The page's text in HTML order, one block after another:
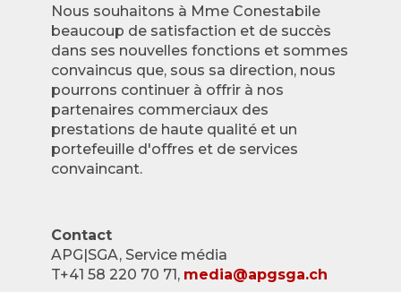
Nous souhaitons à Mme Conestabile
beaucoup de satisfaction et de succès
dans ses nouvelles fonctions et sommes
convaincus que, sous sa direction, nous
pourrons continuer à offrir à nos
partenaires commerciaux des
prestations de haute qualité et un
portefeuille d'offres et de services
convaincant.
Contact
APG|SGA, Service média
T+41 58 220 70 71, media@apgsga.ch